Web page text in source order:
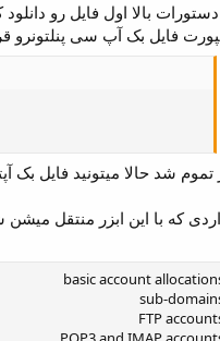
فایل بک آپ سی پنلتونرو
تموم شد حالا میتونید فایل بک
که با این ابزر منتقل
basic account
sub-
FTP